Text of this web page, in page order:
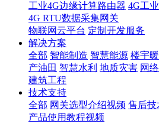
工业4G边缘计算路由器 4G工
4G RTU数据采集网关
物联网云平台 定制开发服务
解决方案
全部 智能制造 智慧能源 楼宇
产油田 智慧水利 地质灾害 网
建筑工程
技术支持
全部 网关选型介绍视频 售后技
产品使用教程视频